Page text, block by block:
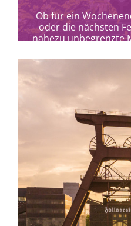
Ob für ein
oder die nächsten
nahezu unbegrenzte